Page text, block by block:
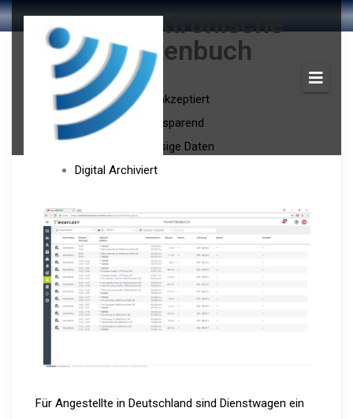
Das elektronische
Fahrtenbuch
vom Finanzamt akzeptiert
Zeit- und Kostensparend
Präzise zuverlässige Daten
Digital Archiviert
Für Angestellte in Deutschland sind Dienstwagen ein